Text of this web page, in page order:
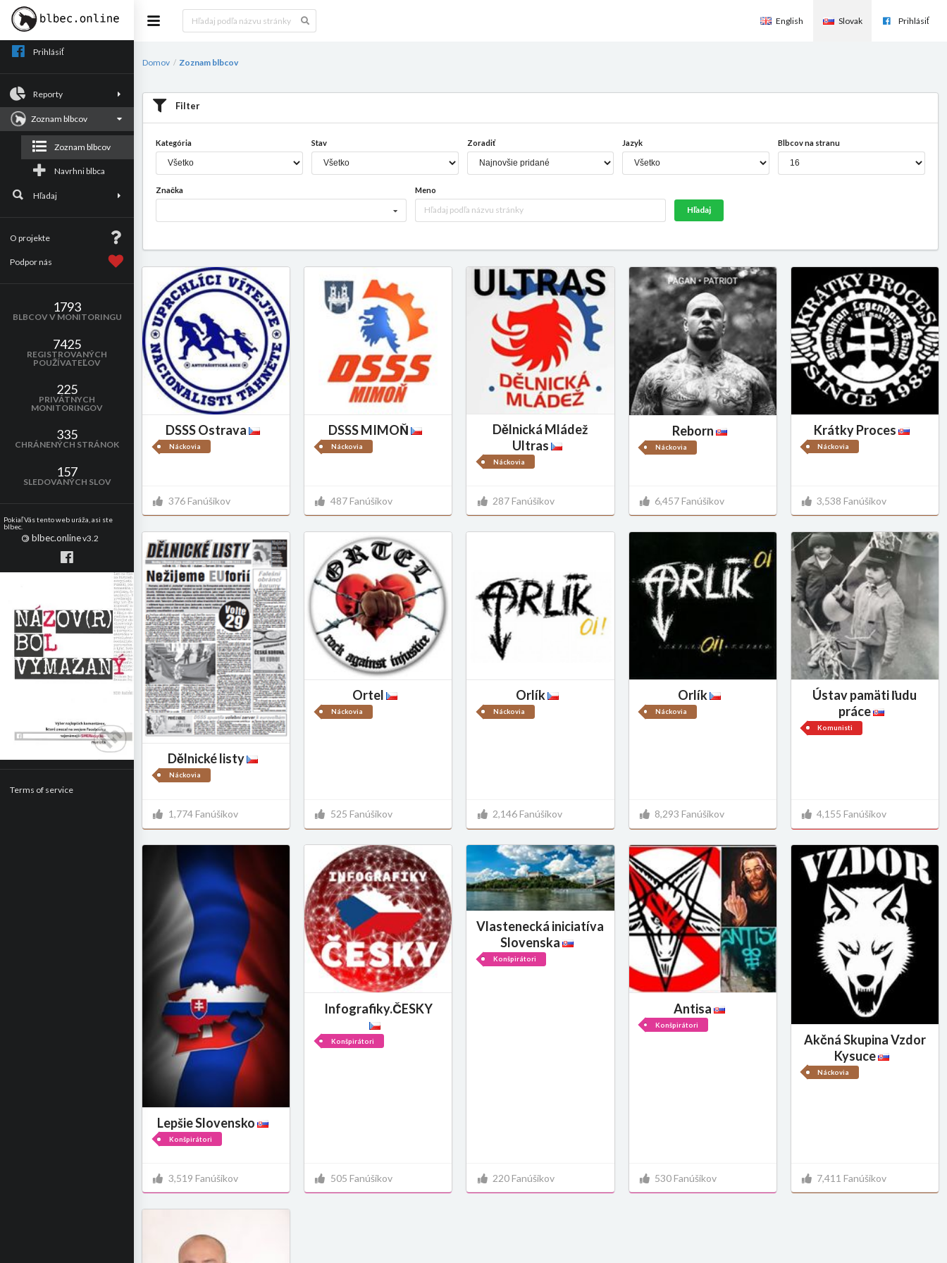
Prihlásiť
Reporty
Zoznam blbcov
Zoznam blbcov
Navrhni blbca
Hľadaj
O projekte
Podpor nás
1793
BLBCOV V MONITORINGU
7425
REGISTROVANÝCH
POUŽÍVATEĽOV
225
PRIVÁTNYCH
MONITORINGOV
335
CHRÁNENÝCH STRÁNOK
157
SLEDOVANÝCH SLOV
Pokiaľ Vás tento web uráža, asi ste
blbec.
© blbec.onlinev3.2
Terms of service
English Slovak Prihlásiť
Domov / Zoznam blbcov
Filter
Kategória Stav Zoradiť Jazyk Blbcov na stranu
Značka Meno
Hľadaj
DSSS Ostrava
Náckovia
376 Fanúšikov
DSSS MIMOŇ
Náckovia
487 Fanúšikov
Dělnická Mládež
Ultras
Náckovia
287 Fanúšikov
Reborn
Náckovia
6,457 Fanúšikov
Krátky Proces
Náckovia
3,538 Fanúšikov
Dělnické listy
Náckovia
1,774 Fanúšikov
Ortel
Náckovia
525 Fanúšikov
Orlík
Náckovia
2,146 Fanúšikov
Orlík
Náckovia
8,293 Fanúšikov
Ústav pamäti ľudu
práce
Komunisti
4,155 Fanúšikov
Lepšie Slovensko
Konšpirátori
3,519 Fanúšikov
Infografiky.ČESKY
Konšpirátori
505 Fanúšikov
Vlastenecká iniciatíva
Slovenska
Konšpirátori
220 Fanúšikov
Antisa
Konšpirátori
530 Fanúšikov
Akčná Skupina Vzdor
Kysuce
Náckovia
7,411 Fanúšikov